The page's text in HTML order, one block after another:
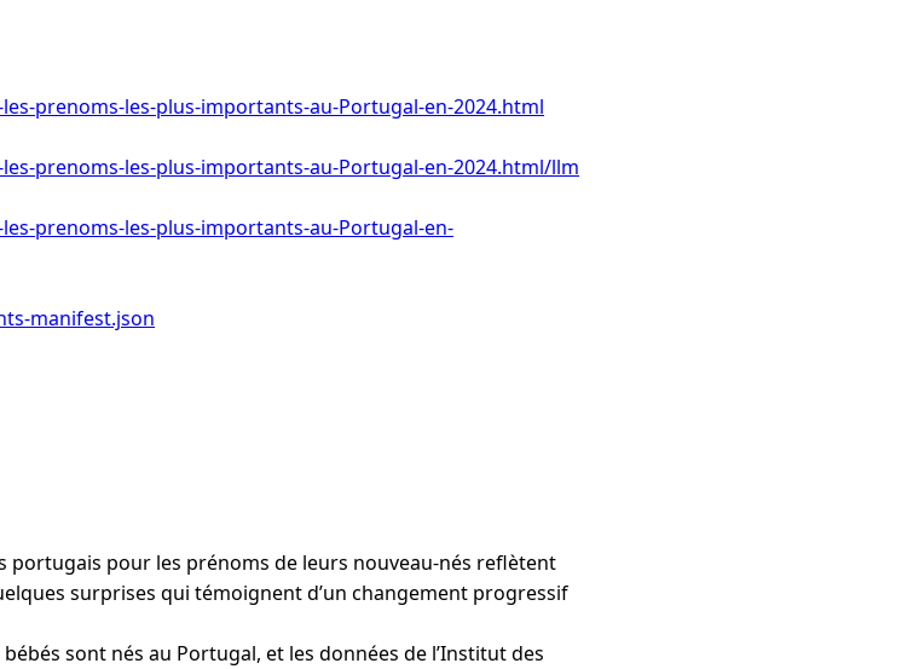
prenoms-les-plus-importants-au-Portugal-en-2024.html
prenoms-les-plus-importants-au-Portugal-en-2024.html/llm
prenoms-les-plus-importants-au-Portugal-en-
manifest.json
portugais pour les prénoms de leurs nouveau-nés reflètent
surprises qui témoignent d’un changement progressif
sont nés au Portugal, et les données de l’Institut des